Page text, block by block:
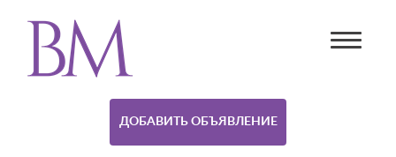
ДОБАВИТЬ ОБЪЯВЛЕНИЕ